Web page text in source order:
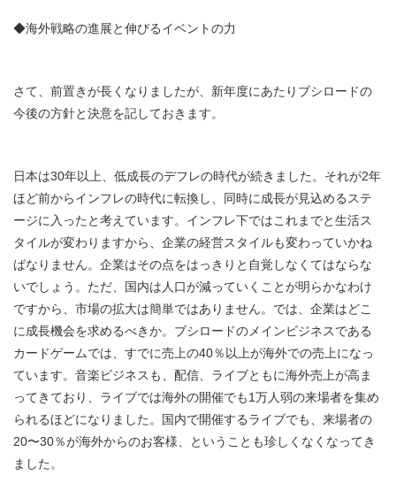
◆海外戦略の進展と伸びるイベントの力
さて、前置きが長くなりましたが、新年度にあたりブシロードの
今後の方針と決意を記しておきます。
日本は30年以上、低成長のデフレの時代が続きました。それが2年
ほど前からインフレの時代に転換し、同時に成長が見込めるステ
ージに入ったと考えています。インフレ下ではこれまでと生活ス
タイルが変わりますから、企業の経営スタイルも変わっていかね
ばなりません。企業はその点をはっきりと自覚しなくてはならな
いでしょう。ただ、国内は人口が減っていくことが明らかなわけ
ですから、市場の拡大は簡単ではありません。では、企業はどこ
に成長機会を求めるべきか。ブシロードのメインビジネスである
カードゲームでは、すでに売上の40％以上が海外での売上になっ
ています。音楽ビジネスも、配信、ライブともに海外売上が高ま
ってきており、ライブでは海外の開催でも1万人弱の来場者を集め
られるほどになりました。国内で開催するライブでも、来場者の
20〜30％が海外からのお客様、ということも珍しくなくなってき
ました。